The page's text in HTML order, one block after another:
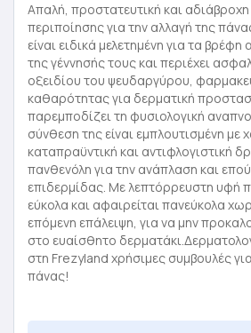
Απαλή, προστατευτική και
περιποίησης για την αλλαγή της
είναι ειδικά μελετημένη για τα
της γέννησής τους και περιέχει
οξειδίου του ψευδαργύρου,
καθαρότητας για δερματική
παρεμποδίζει τη φυσιολογική
σύνθεση της είναι εμπλουτισμένη με
καταπραϋντική και αντιφλογιστική
πανθενόλη για την ανάπλαση και
επιδερμίδας. Με λεπτόρρευστη υφή
εύκολα και αφαιρείται πανεύκολα
επόμενη επάλειψη, για να μην
στο ευαίσθητο
στη Frezyland χρήσιμες συμβουλές
πάνας!